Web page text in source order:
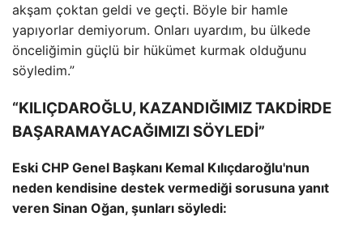
akşam çoktan geldi ve geçti. Böyle bir hamle
yapıyorlar demiyorum. Onları uyardım, bu ülkede
önceliğimin güçlü bir hükümet kurmak olduğunu
söyledim.”
“KILIÇDAROĞLU, KAZANDIĞIMIZ TAKDİRDE
BAŞARAMAYACAĞIMIZI SÖYLEDİ”
Eski CHP Genel Başkanı Kemal Kılıçdaroğlu'nun
neden kendisine destek vermediği sorusuna yanıt
veren Sinan Oğan, şunları söyledi: